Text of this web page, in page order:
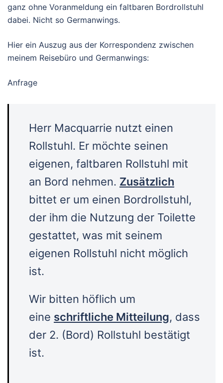
ganz ohne Voranmeldung ein faltbaren Bordrollstuhl
dabei. Nicht so Germanwings.
Hier ein Auszug aus der Korrespondenz zwischen
meinem Reisebüro und Germanwings:
Anfrage
Herr Macquarrie nutzt einen
Rollstuhl. Er möchte seinen
eigenen, faltbaren Rollstuhl mit
an Bord nehmen. Zusätzlich
bittet er um einen Bordrollstuhl,
der ihm die Nutzung der Toilette
gestattet, was mit seinem
eigenen Rollstuhl nicht möglich
ist.
Wir bitten höflich um
eine schriftliche Mitteilung, dass
der 2. (Bord) Rollstuhl bestätigt
ist.